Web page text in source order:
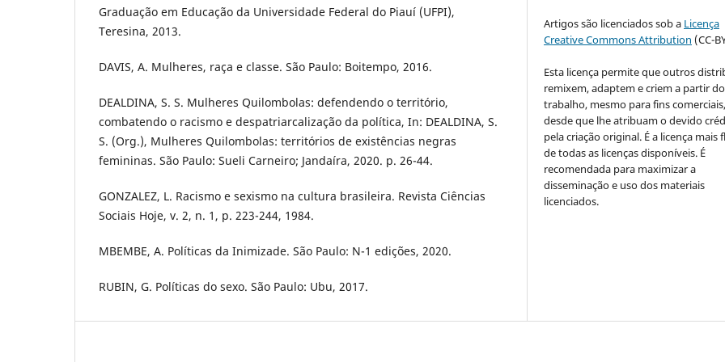
Graduação em Educação da Universidade Federal do Piauí (UFPI),
Teresina, 2013.
DAVIS, A. Mulheres, raça e classe. São Paulo: Boitempo, 2016.
DEALDINA, S. S. Mulheres Quilombolas: defendendo o território,
combatendo o racismo e despatriarcalização da política, In: DEALDINA, S.
S. (Org.), Mulheres Quilombolas: territórios de existências negras
femininas. São Paulo: Sueli Carneiro; Jandaíra, 2020. p. 26-44.
GONZALEZ, L. Racismo e sexismo na cultura brasileira. Revista Ciências
Sociais Hoje, v. 2, n. 1, p. 223-244, 1984.
MBEMBE, A. Políticas da Inimizade. São Paulo: N-1 edições, 2020.
RUBIN, G. Políticas do sexo. São Paulo: Ubu, 2017.
Artigos são licenciados sob a Licença
Creative Commons Attribution (CC-
Esta licença permite que outros
remixem, adaptem e criem a partir
trabalho, mesmo para fins comerciais,
desde que lhe atribuam o devido
pela criação original. É a licença mais
de todas as licenças disponíveis. É
recomendada para maximizar a
disseminação e uso dos materiais
licenciados.